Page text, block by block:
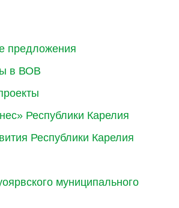
предложения
в ВОВ
Республики Карелия
Республики Карелия
муниципального